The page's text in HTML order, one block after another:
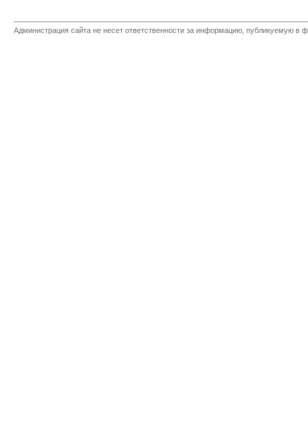
Администрация сайта не несет ответственности за информацию, публикуемую